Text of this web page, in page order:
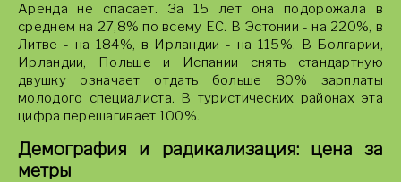
Аренда не спасает. За 15 лет она подорожала в
среднем на 27,8% по всему ЕС. В Эстонии - на 220%, в
Литве - на 184%, в Ирландии - на 115%. В Болгарии,
Ирландии, Польше и Испании снять стандартную
двушку означает отдать больше 80% зарплаты
молодого специалиста. В туристических районах эта
цифра перешагивает 100%.
Демография и радикализация: цена за
метры